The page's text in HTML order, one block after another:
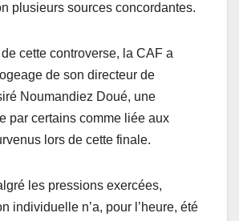
plusieurs sources concordantes.
cette controverse, la CAF a
de son directeur de
Noumandiez Doué, une
par certains comme liée aux
lors de cette finale.
les pressions exercées,
individuelle n’a, pour l’heure, été